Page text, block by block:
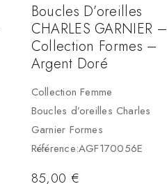
Boucles D’oreilles
CHARLES GARNIER –
Collection Formes –
Argent Doré
Collection Femme
Boucles d’oreilles Charles
Garnier Formes
Référence:AGF170056E
85,00 €